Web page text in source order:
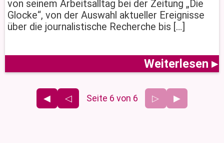
von seinem Arbeitsalltag bei der Zeitung „Die
Glocke“, von der Auswahl aktueller Ereignisse
über die journalistische Recherche bis […]
Weiterlesen ▸
◀ ◁ Seite 6 von 6 ▷ ▶